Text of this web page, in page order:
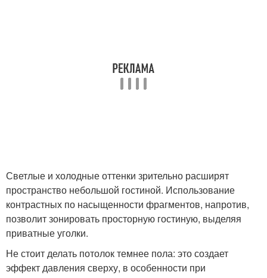
Светлые и холодные оттенки зрительно расширят
пространство небольшой гостиной. Использование
контрастных по насыщенности фрагментов, напротив,
позволит зонировать просторную гостиную, выделяя
приватные уголки.
Не стоит делать потолок темнее пола: это создает
эффект давления сверху, в особенности при